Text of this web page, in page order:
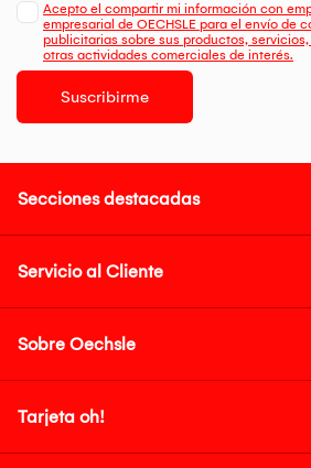
Acepto el compartir mi información con
empresarial de OECHSLE para el envío de
publicitarias sobre sus productos,
otras actividades comerciales de interés.
Suscribirme
Secciones destacadas
Servicio al Cliente
Sobre Oechsle
Tarjeta oh!